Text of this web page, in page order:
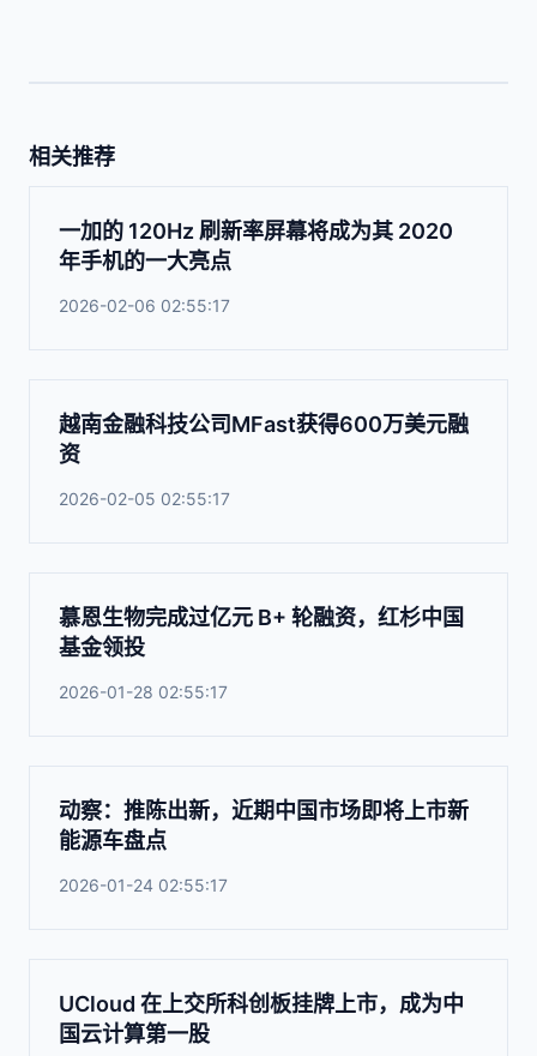
相关推荐
一加的 120Hz 刷新率屏幕将成为其 2020
年手机的一大亮点
2026-02-06 02:55:17
越南金融科技公司MFast获得600万美元融
资
2026-02-05 02:55:17
慕恩生物完成过亿元 B+ 轮融资，红杉中国
基金领投
2026-01-28 02:55:17
动察：推陈出新，近期中国市场即将上市新
能源车盘点
2026-01-24 02:55:17
UCloud 在上交所科创板挂牌上市，成为中
国云计算第一股